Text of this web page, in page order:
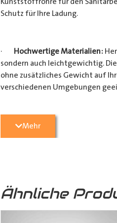
Schutz für Ihre Ladung.
· Hochwertige Materialien:
sondern auch leichtgewichtig.
ohne zusätzliches Gewicht auf
verschiedenen Umgebungen
Vielseitige
Heimwerkerprojekten, dieses
·Verschiedene Variationen:
Mehr
Ähnliche